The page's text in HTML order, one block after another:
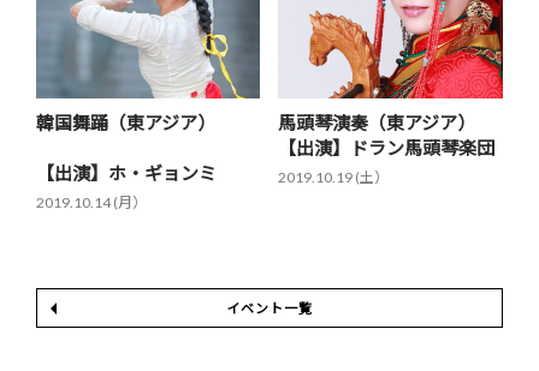
韓国舞踊（東アジア）
【出演】ホ・ギョンミ
2019.10.14 (月）
馬頭琴演奏（東アジア）
【出演】ドラン馬頭琴楽団
2019.10.19 (土）
イベント一覧